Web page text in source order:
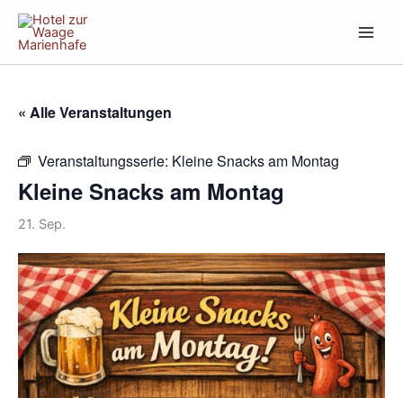
Zum
Inhalt
springen
« Alle Veranstaltungen
Veranstaltungsserie: Kleine Snacks am Montag
Kleine Snacks am Montag
21. Sep.